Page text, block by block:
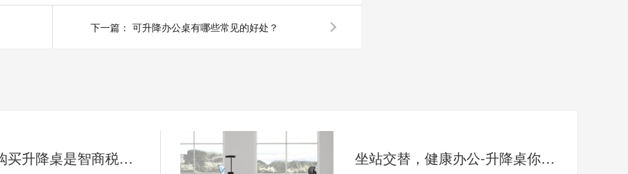
下一篇： 可升降办公桌有哪些常见的好处？
职场人士购买升降桌是智商税吗？ 坐站交替，健康办公-升降桌你值得拥有